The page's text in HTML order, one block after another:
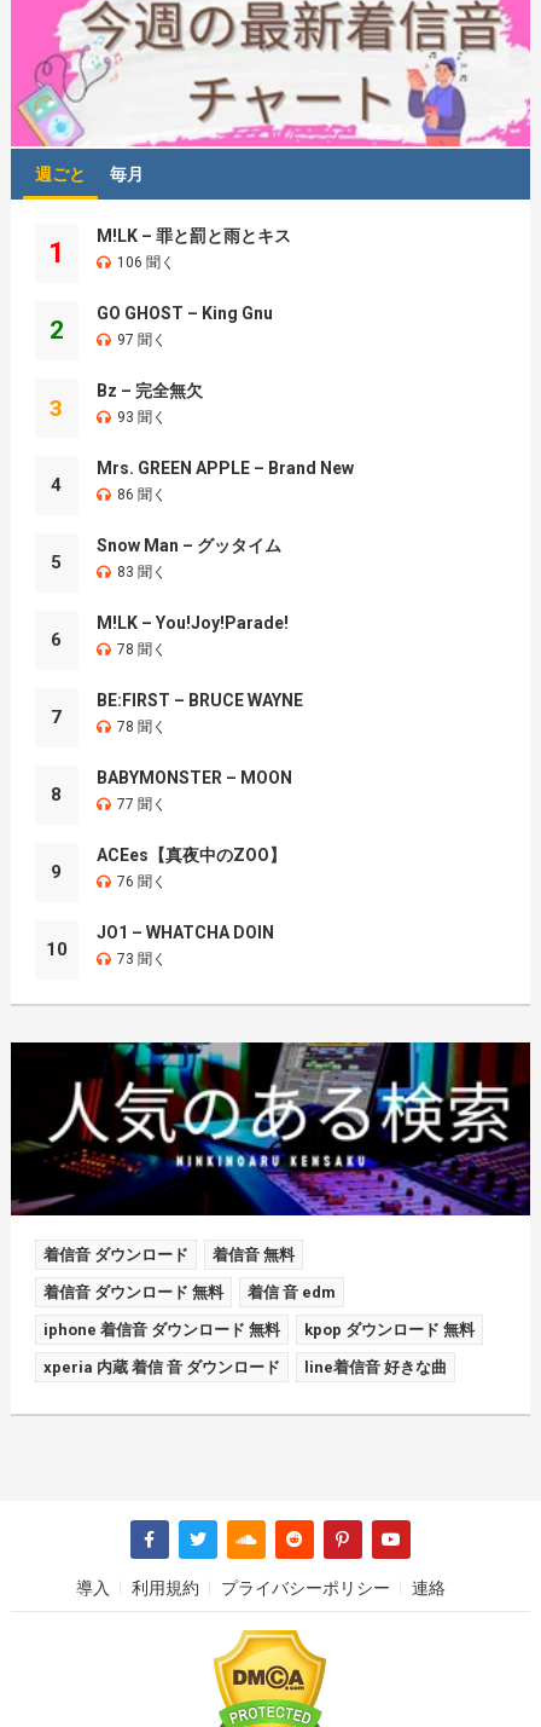
週ごと 毎月
1
M!LK – 罪と罰と雨とキス
106 聞く
2
GO GHOST – King Gnu
97 聞く
3
Bz – 完全無欠
93 聞く
4
Mrs. GREEN APPLE – Brand New
86 聞く
5
Snow Man – グッタイム
83 聞く
6
M!LK – You!Joy!Parade!
78 聞く
7
BE:FIRST – BRUCE WAYNE
78 聞く
8
BABYMONSTER – MOON
77 聞く
9
ACEes【真夜中のZOO】
76 聞く
10
JO1 – WHATCHA DOIN
73 聞く
着信音 ダウンロード 着信音 無料
着信音 ダウンロード 無料 着信 音 edm
iphone 着信音 ダウンロード 無料 kpop ダウンロード 無料
xperia 内蔵 着信 音 ダウンロード line着信音 好きな曲
導入 利用規約 プライバシーポリシー 連絡